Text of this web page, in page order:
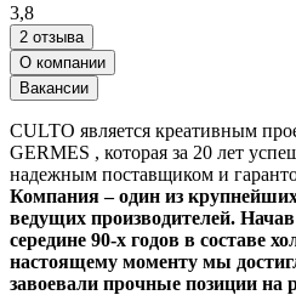
3,8
2 отзыва
О компании
Вакансии
CULTO является креативным
GERMES , которая за 20 лет
надежным поставщиком и
Компания – один из
ведущих производителей.
середине 90-х годов в составе
настоящему моменту мы
завоевали прочные позиции на